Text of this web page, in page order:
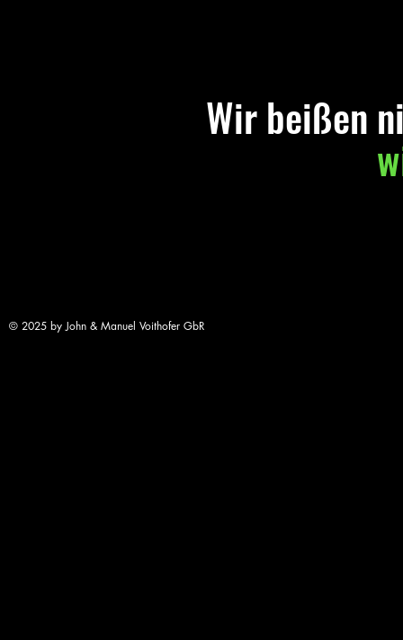
Wir beißen
© 2025 by John & Manuel Voithofer GbR